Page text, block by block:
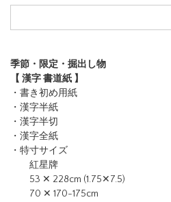
季節・限定・掘出し物
【 漢字 書道紙 】
・書き初め用紙
・漢字半紙
・漢字半切
・漢字全紙
・特寸サイズ
紅星牌
53 ✕ 228cm (1.75✕7.5)
70 ✕ 170-175cm